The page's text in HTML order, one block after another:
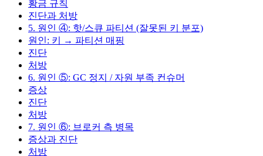
황금 규칙
진단과 처방
5. 원인 ④: 핫/스큐 파티션 (잘못된 키 분포)
원인: 키 → 파티션 매핑
진단
처방
6. 원인 ⑤: GC 정지 / 자원 부족 컨슈머
증상
진단
처방
7. 원인 ⑥: 브로커 측 병목
증상과 진단
처방